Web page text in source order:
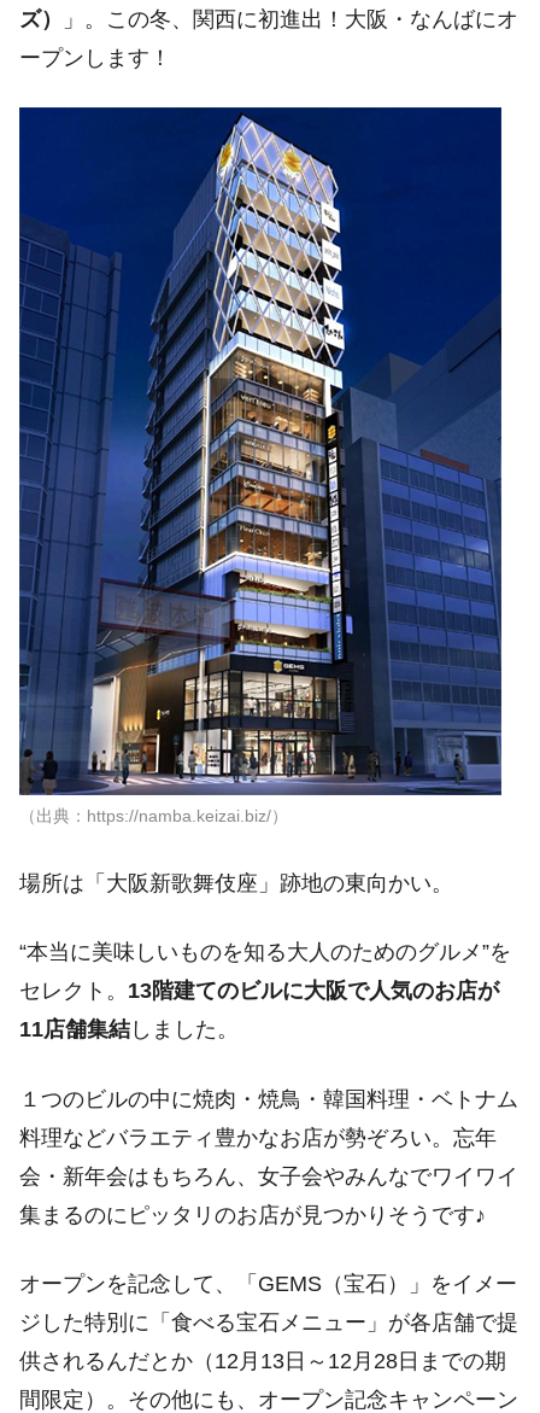
ズ）
」。この冬、関西に初進出！大阪・なんばにオ
ープンします！
（出典：https://namba.keizai.biz/）
場所は「大阪新歌舞伎座」跡地の東向かい。
“本当に美味しいものを知る大人のためのグルメ”を
セレクト。 13階建てのビルに大阪で人気のお店が
11店舗集結 しました。
１つのビルの中に焼肉・焼鳥・韓国料理・ベトナム
料理などバラエティ豊かなお店が勢ぞろい。忘年
会・新年会はもちろん、女子会やみんなでワイワイ
集まるのにピッタリのお店が見つかりそうです♪
オープンを記念して、「GEMS（宝石）」をイメー
ジした特別に「食べる宝石メニュー」が各店舗で提
供されるんだとか（12月13日～12月28日までの期
間限定）。その他にも、オープン記念キャンペーン